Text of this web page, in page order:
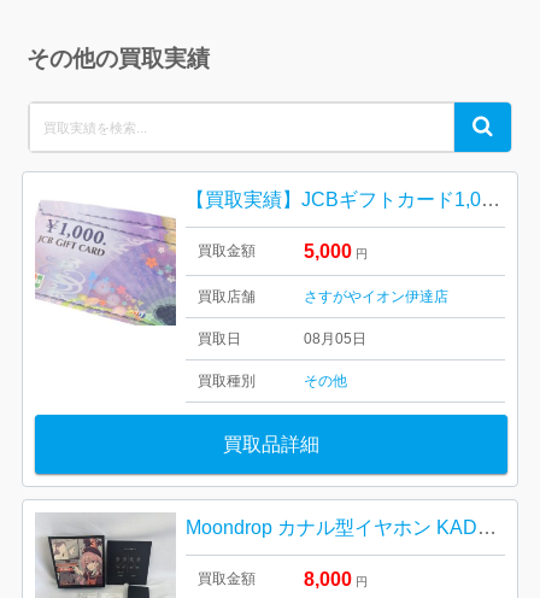
その他の買取実績
for:
Search
【買取実績】JCBギフトカード1,000円分を額面買取しました！キャンペーン開催中｜イオン伊達店
買取金額 5,000 円
買取店舗 さすがやイオン伊達店
買取日 08月05日
買取種別 その他
買取品詳細
Moondrop カナル型イヤホン KADENZ
買取金額 8,000 円